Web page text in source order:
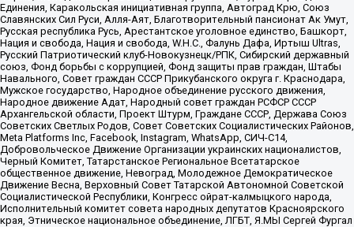
Единения, Каракольская инициативная группа, Автоград Крю, Союз
Славянских Сил Руси, Алля-Аят, Благотворительный пансионат Ак Умут,
Русская республика Русь, Арестантское уголовное единство, Башкорт,
Нация и свобода, Нация и свобода, W.H.С., Фалунь Дафа, Иртыш Ultras,
Русский Патриотический клуб-Новокузнецк/РПК, Сибирский державный
союз, Фонд борьбы с коррупцией, Фонд защиты прав граждан, Штабы
Навального, Совет граждан СССР Прикубанского округа г. Краснодара,
Мужское государство, Народное объединение русского движения,
Народное движение Адат, Народный совет граждан РСФСР СССР
Архангельской области, Проект Штурм, Граждане СССР, Держава Союз
Советских Светлых Родов, Совет Советских Социалистических Районов,
Meta Platforms Inc, Facebook, Instagram, WhatsApp, СИЧ-С14,
Добровольческое Движение Организации украинских националистов,
Черный Комитет, Татарстанское Региональное Всетатарское
общественное движение, Невоград, Молодежное Демократическое
Движение Весна, Верховный Совет Татарской Автономной Советской
Социалистической Республики, Конгресс ойрат-калмыцкого народа,
Исполнительный комитет совета народных депутатов Красноярского
края, Этническое национальное объединение, ЛГБТ, Я.МЫ Сергей Фургал